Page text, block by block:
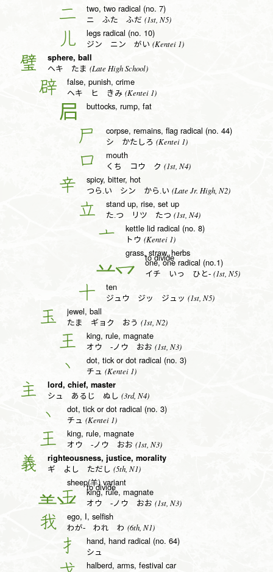
二 two, two radical (no. 7)
ニ ふた ふだ (1st, N5)
儿 legs radical (no. 10)
ジン ニン がい (Kentei 1)
璧 sphere, ball
ヘキ たま (Late High School)
辟 false, punish, crime
ヘキ ヒ きみ (Kentei 1)
𡰪 buttocks, rump, fat
尸 corpse, remains, flag radical (no. 44)
シ かたしろ (Kentei 1)
口 mouth
くち コウ ク (1st, N4)
辛 spicy, bitter, hot
つら.い シン から.い (Late Jr. High, N2)
立 stand up, rise, set up
た.つ リツ たつ (1st, N4)
亠 kettle lid radical (no. 8)
トウ (Kentei 1)
grass, straw, herbs
to divide
一 one, one radical (no.1)
イチ いっ ひと- (1st, N5)
十 ten
ジュウ ジッ ジュッ (1st, N5)
玉 jewel, ball
たま ギョク おう (1st, N2)
王 king, rule, magnate
オウ -ノウ おお (1st, N3)
丶 dot, tick or dot radical (no. 3)
チュ (Kentei 1)
主 lord, chief, master
シュ あるじ ぬし (3rd, N4)
丶 dot, tick or dot radical (no. 3)
チュ (Kentei 1)
王 king, rule, magnate
オウ -ノウ おお (1st, N3)
義 righteousness, justice, morality
ギ よし ただし (5th, N1)
sheep(羊) variant
to divide
王 king, rule, magnate
オウ -ノウ おお (1st, N3)
我 ego, I, selfish
わが- われ わ (6th, N1)
扌 hand, hand radical (no. 64)
シュ
halberd, arms, festival car